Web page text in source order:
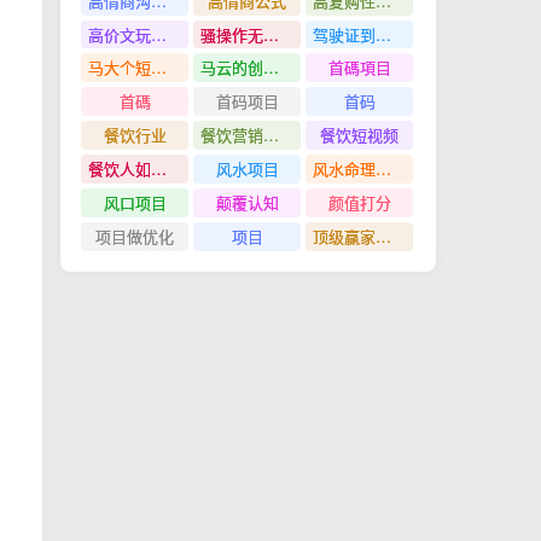
高价文玩众筹分红项目
骚操作无脑裂变
驾驶证到期换证
马大个短视频投放课
马云的创业故事
首碼項目
首碼
首码项目
首码
餐饮行业
餐饮营销管理特训班
餐饮短视频
餐饮人如何用团购给门店拓客
风水项目
风水命理项目
风口项目
颠覆认知
颜值打分
项目做优化
项目 顶级赢家思维